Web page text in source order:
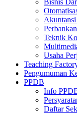
Bisnis
Teknik
Usaha
Teaching
Pengumuman
PPDB
Info
Daftar